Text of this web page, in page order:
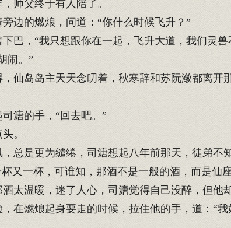
师父终于有人陪了。
边的燃烺，问道：“你什么时候飞升？”
巴，“我只想跟你在一起，飞升大道，我们灵兽
闹。”
仙岛岛主天天念叨着，秋寒辞和苏阮潋都离开
溏的手，“回去吧。”
。
总是更为缱绻，司溏想起八年前那天，徒弟不
又一杯，可谁知，那酒不是一般的酒，而是仙
太温暖，迷了人心，司溏觉得自己没醉，但他
在燃烺起身要走的时候，拉住他的手，道：“我